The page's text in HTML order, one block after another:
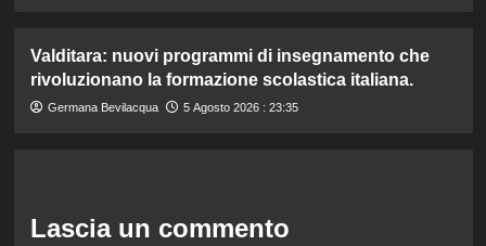
Valditara: nuovi programmi di insegnamento che
rivoluzionano la formazione scolastica italiana.
Germana Bevilacqua 5 Agosto 2026 : 23:35
Lascia un commento